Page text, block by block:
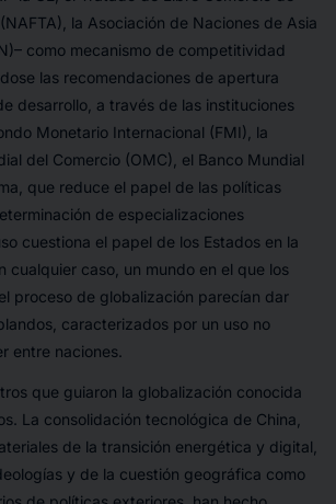
la Asociación de Naciones de Asia
como mecanismo de competitividad
las recomendaciones de apertura
desarrollo, a través de las instituciones
Monetario Internacional (FMI), la
del Comercio (OMC), el Banco Mundial
que reduce el papel de las políticas
de especializaciones
cuestiona el papel de los Estados en la
cualquier caso, un mundo en el que los
proceso de globalización parecían dar
caracterizados por un uso no
entre naciones.
que guiaron la globalización conocida
La consolidación tecnológica de China,
de la transición energética y digital,
y de la cuestión geográfica como